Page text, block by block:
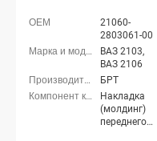
21060-
2803061-00
ВАЗ 2103,
ВАЗ 2106
БРТ
Накладка
(молдинг)
переднего